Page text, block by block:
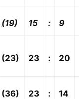
(19) 15 : 9
(23) 23 : 20
(36) 23 : 14